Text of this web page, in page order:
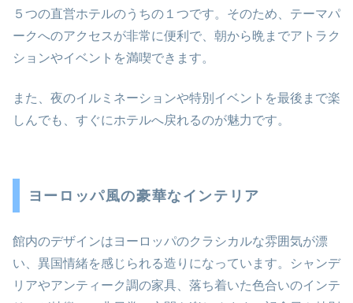
５つの直営ホテルのうちの１つです。そのため、テーマパ
ークへのアクセスが非常に便利で、朝から晩までアトラク
ションやイベントを満喫できます。
また、夜のイルミネーションや特別イベントを最後まで楽
しんでも、すぐにホテルへ戻れるのが魅力です。
ヨーロッパ風の豪華なインテリア
館内のデザインはヨーロッパのクラシカルな雰囲気が漂
い、異国情緒を感じられる造りになっています。シャンデ
リアやアンティーク調の家具、落ち着いた色合いのインテ